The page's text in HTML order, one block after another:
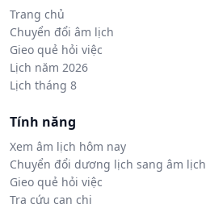
Trang chủ
Chuyển đổi âm lịch
Gieo quẻ hỏi việc
Lịch năm 2026
Lịch tháng 8
Tính năng
Xem âm lịch hôm nay
Chuyển đổi dương lịch sang âm lịch
Gieo quẻ hỏi việc
Tra cứu can chi